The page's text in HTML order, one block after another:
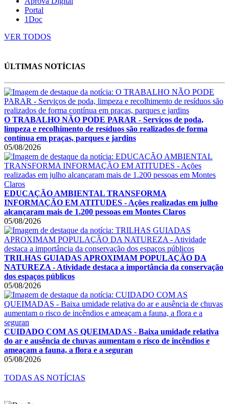
Portal
1Doc
VER TODOS
ÚLTIMAS NOTÍCIAS
O TRABALHO NÃO PODE PARAR - Serviços de poda,
limpeza e recolhimento de resíduos são realizados de forma
contínua em praças, parques e jardins
05/08/2026
EDUCAÇÃO AMBIENTAL TRANSFORMA
INFORMAÇÃO EM ATITUDES - Ações realizadas em julho
alcançaram mais de 1.200 pessoas em Montes Claros
05/08/2026
TRILHAS GUIADAS APROXIMAM POPULAÇÃO DA
NATUREZA - Atividade destaca a importância da conservação
dos espaços públicos
05/08/2026
CUIDADO COM AS QUEIMADAS - Baixa umidade relativa
do ar e ausência de chuvas aumentam o risco de incêndios e
ameaçam a fauna, a flora e a seguran
05/08/2026
TODAS AS NOTÍCIAS